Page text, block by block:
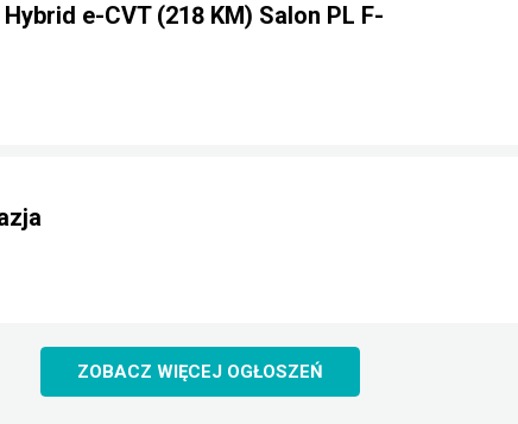
e-CVT (218 KM) Salon PL F-
ZOBACZ WIĘCEJ OGŁOSZEŃ